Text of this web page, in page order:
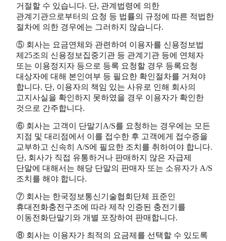
거절할 수 있습니다. 단, 관계법령에 의한
관계기관으로부터의 요청 등 법률의 규정에 따른 적법한
절차에 의한 경우에는 그러하지 않습니다.
⑤ 회사는 요금연체와 관련하여 이용자를 신용정보법
제25조의 신용정보집중기관 등 관계기관 등에 연체자
또는 이용정지자 등으로 등록 요청할 경우 등록요청
대상자에 대해 본인여부 등 필요한 확인절차를 거쳐야
합니다. 단, 이용자의 책임 있는 사유로 인해 회사의
고지사실을 확인하지 못하였을 경우 이용자가 확인한
것으로 간주합니다.
⑥ 회사는 고객이 단말기A/S를 요청하는 경우에는 모든
지점 및 대리점에서 이를 접수한 후 고객에게 접수증을
교부하고 신속히 A/S에 필요한 조치를 취하여야 합니다.
단, 회사가 직접 유통하거나 판매하지 않은 자급제
단말에 대해서는 해당 단말의 판매자 또는 소유자가 A/S
조치를 해야 합니다.
⑦ 회사는 한국정보통신기술협회단체 표준인
휴대전화충전구조에 따라 제작 인증된 충전기를
이동전화단말기와 개별 포장하여 판매합니다.
⑧ 회사는 이용자가 최적의 요금제를 선택할 수 있도록